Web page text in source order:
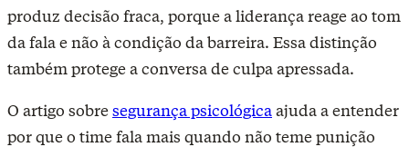
produz decisão fraca, porque a liderança reage ao tom
da fala e não à condição da barreira. Essa distinção
também protege a conversa de culpa apressada.
O artigo sobresegurança psicológicaajuda a entender
por que o time fala mais quando não teme punição